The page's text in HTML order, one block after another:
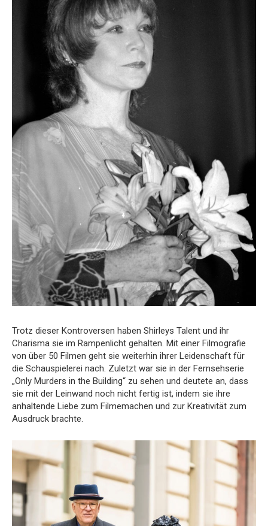
Trotz dieser Kontroversen haben Shirleys Talent und ihr
Charisma sie im Rampenlicht gehalten. Mit einer Filmografie
von über 50 Filmen geht sie weiterhin ihrer Leidenschaft für
die Schauspielerei nach. Zuletzt war sie in der Fernsehserie
„Only Murders in the Building“ zu sehen und deutete an, dass
sie mit der Leinwand noch nicht fertig ist, indem sie ihre
anhaltende Liebe zum Filmemachen und zur Kreativität zum
Ausdruck brachte.